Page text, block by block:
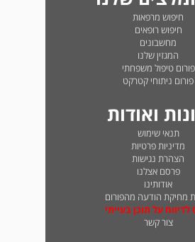
חיפוש מרפאות
חיפוש רופאים
מחשבונים
המגזין שלנו
פורום טיפול משפחתי
פורום ניתוחי קטרקט
ואודות
תנאי שימוש
מדיניות פרטיות
הצהרת נגישות
פרסם אצלנו
אודותינו
מחיקת הודעה מהפורום
לדיווח על תוכן בעייתי
צור קשר